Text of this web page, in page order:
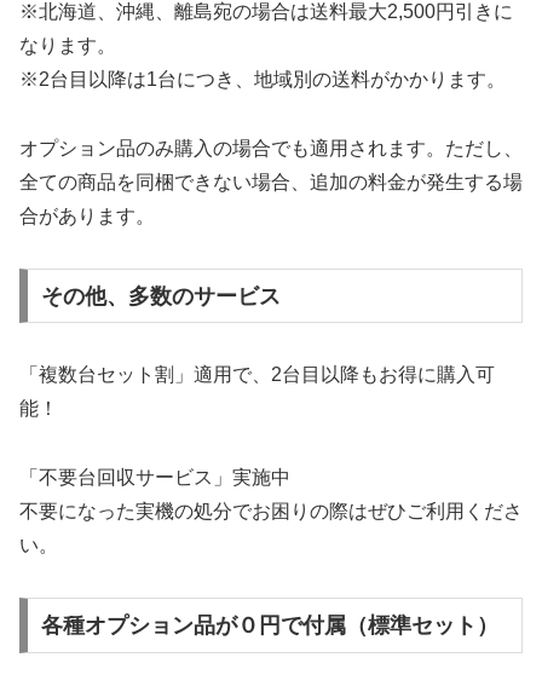
※北海道、沖縄、離島宛の場合は送料最大2,500円引きに
なります。
※2台目以降は1台につき、地域別の送料がかかります。
オプション品のみ購入の場合でも適用されます。ただし、
全ての商品を同梱できない場合、追加の料金が発生する場
合があります。
その他、多数のサービス
「複数台セット割」適用で、2台目以降もお得に購入可
能！
「不要台回収サービス」実施中
不要になった実機の処分でお困りの際はぜひご利用くださ
い。
各種オプション品が０円で付属（標準セット）